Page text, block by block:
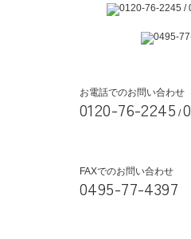
お電話でのお問い合わせ
0120-76-2245 /
FAXでのお問い合わせ
0495-77-4397